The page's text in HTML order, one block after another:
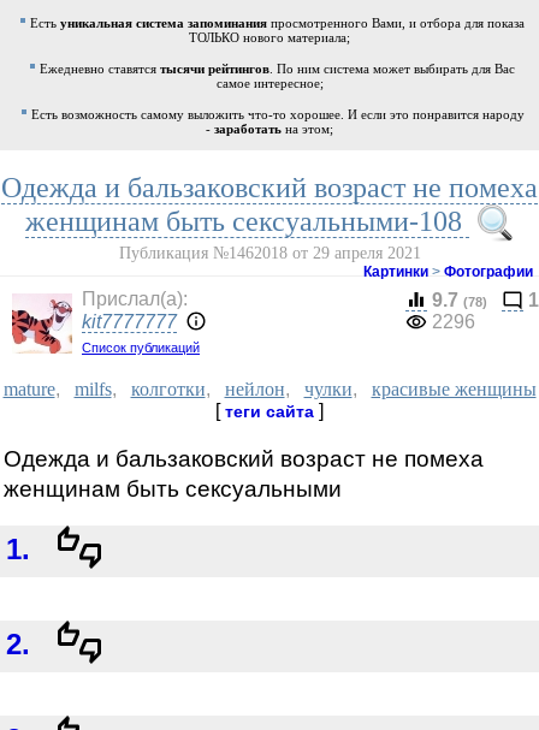
Есть уникальная система запоминания просмотренного Вами, и отбора для показа
ТОЛЬКО нового материала;
Ежедневно ставятся тысячи рейтингов . По ним система может выбирать для Вас
самое интересное;
Есть возможность самому выложить что-то хорошее. И если это понравится народу
- заработать на этом;
Одежда и бальзаковский возраст не помеха
женщинам быть сексуальными-108
Публикация №1462018 от 29 апреля 2021
Картинки > Фотографии
Прислал(a):
kit7777777
Список публикаций
9.7 (78)
1
2296
mature, milfs, колготки, нейлон, чулки, красивые женщины
[теги сайта ]
Одежда и бальзаковский возраст не помеха
женщинам быть сексуальными
1.
2.